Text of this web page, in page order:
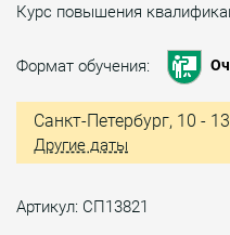
Курс повышения
Формат обучения:
Санкт-Петербург, 10 -
Другие даты
Артикул: СП13821